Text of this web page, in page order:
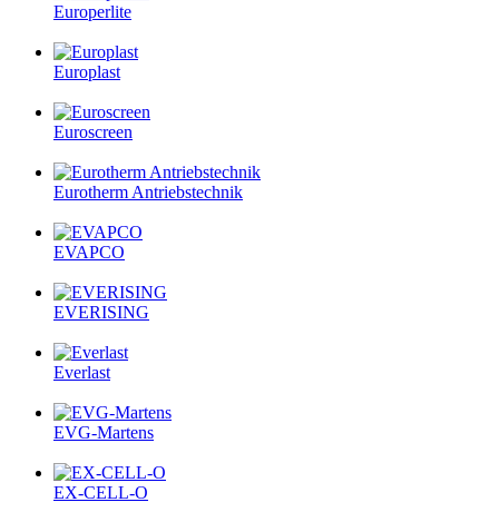
Europerlite
Europlast
Euroscreen
Eurotherm Antriebstechnik
EVAPCO
EVERISING
Everlast
EVG-Martens
EX-CELL-O